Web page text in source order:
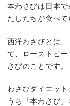
本わさびは日本
たしたちが食べて
西洋わさびとは
て、ローストビ
さびのことです。
わさびダイエッ
うち「本わさび」